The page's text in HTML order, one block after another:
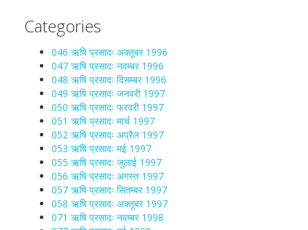
Categories
046 ऋषि प्रसादः अक्तूबर 1996
047 ऋषि प्रसादः नवम्बर 1996
048 ऋषि प्रसादः दिसम्बर 1996
049 ऋषि प्रसादः जनवरी 1997
050 ऋषि प्रसादः फरवरी 1997
051 ऋषि प्रसादः मार्च 1997
052 ऋषि प्रसादः अप्रैल 1997
053 ऋषि प्रसादः मई 1997
055 ऋषि प्रसादः जुलाई 1997
056 ऋषि प्रसादः अगस्त 1997
057 ऋषि प्रसादः सितम्बर 1997
058 ऋषि प्रसादः अक्तूबर 1997
071 ऋषि प्रसादः नवम्बर 1998